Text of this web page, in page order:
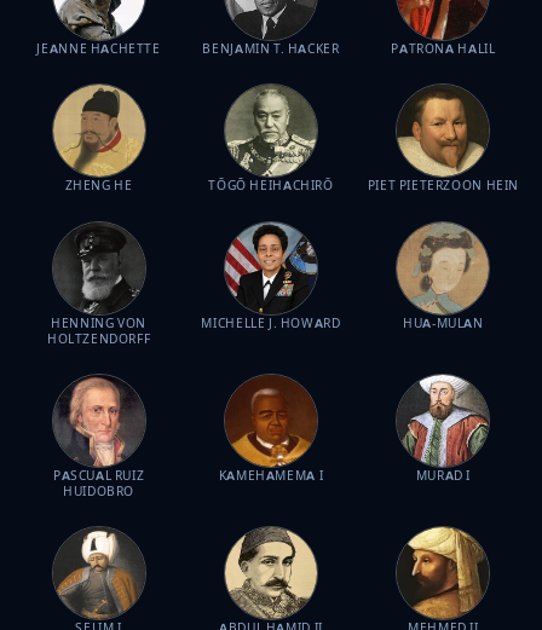
JEANNE HACHETTE BENJAMIN T. HACKER PATRONA HALIL
ZHENG HE TŌGŌ HEIHACHIRŌ PIET PIETERZOON HEIN
HENNING VON
HOLTZENDORFF
MICHELLE J. HOWARD HUA-MULAN
PASCUAL RUIZ
HUIDOBRO
KAMEHAMEMA I MURAD I